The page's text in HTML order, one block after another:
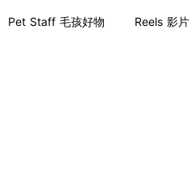
Pet Staff 毛孩好物 Reels 影片